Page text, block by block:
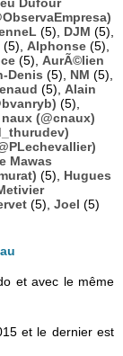
(5), DJM (5),
(5), Alphonse (5),
(5), AurÃ©lien
Denis (5), NM (5),
(5), Alain
(5),
(@cnaux)
Mawas
(5), Hugues
(5), Joel (5)
et avec le même
et le dernier est